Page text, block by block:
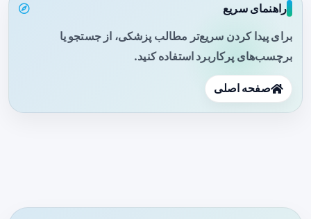
راهنمای سریع
برای پیدا کردن سریع‌تر مطالب پزشکی، از جستجو یا
برچسب‌های پرکاربرد استفاده کنید.
صفحه اصلی